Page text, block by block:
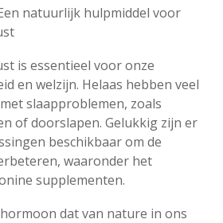
natuurlijk hulpmiddel voor
is essentieel voor onze
en welzijn. Helaas hebben veel
slaapproblemen, zoals
of doorslapen. Gelukkig zijn er
beschikbaar om de
waaronder het
supplementen.
dat van nature in ons